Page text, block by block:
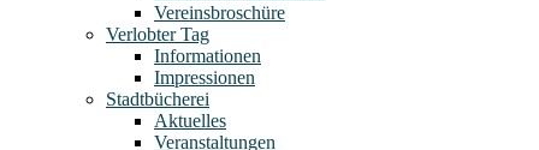
Vereinsbroschüre
Verlobter Tag
Informationen
Impressionen
Stadtbücherei
Aktuelles
Veranstaltungen